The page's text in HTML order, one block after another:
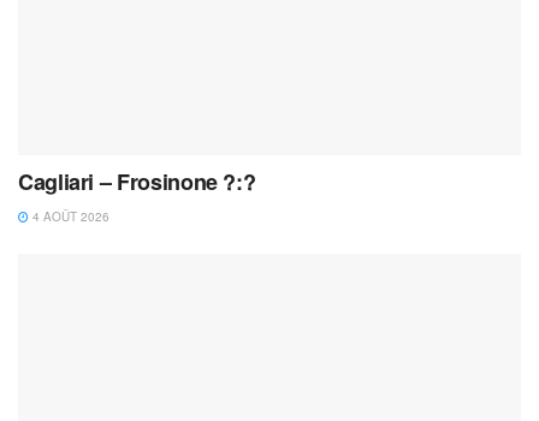
Cagliari – Frosinone ?:?
4 AOÛT 2026